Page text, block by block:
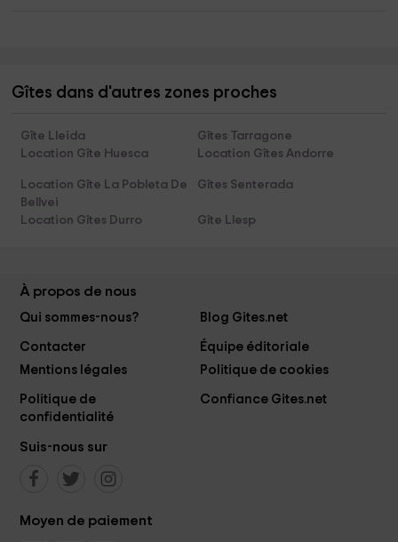
Gîtes dans d'autres zones proches
Gîte Lleida
Gîtes Tarragone
Location Gîte Huesca
Location Gîtes Andorre
Location Gîte La Pobleta De
Bellvei
Gîtes Senterada
Location Gîtes Durro Gîte Llesp
À propos de nous
Qui sommes-nous? Blog Gites.net
Contacter
Équipe éditoriale
Mentions légales
Politique de cookies
Politique de
confidentialité
Confiance Gites.net
Suis-nous sur
Moyen de paiement